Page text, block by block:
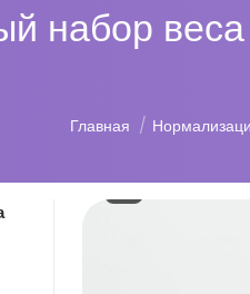
набор
Вы здесь:
Главная